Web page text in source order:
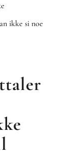
ikke si noe